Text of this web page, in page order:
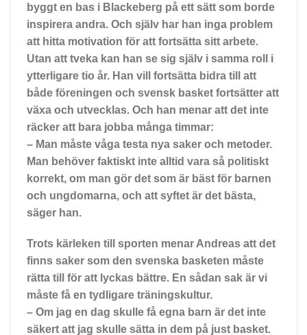
byggt en bas i Blackeberg på ett sätt som borde
inspirera andra. Och själv har han inga problem
att hitta motivation för att fortsätta sitt arbete.
Utan att tveka kan han se sig själv i samma roll i
ytterligare tio år. Han vill fortsätta bidra till att
både föreningen och svensk basket fortsätter att
växa och utvecklas. Och han menar att det inte
räcker att bara jobba många timmar:
– Man måste våga testa nya saker och metoder.
Man behöver faktiskt inte alltid vara så politiskt
korrekt, om man gör det som är bäst för barnen
och ungdomarna, och att syftet är det bästa,
säger han.
Trots kärleken till sporten menar Andreas att det
finns saker som den svenska basketen måste
rätta till för att lyckas bättre. En sådan sak är vi
måste få en tydligare träningskultur.
– Om jag en dag skulle få egna barn är det inte
säkert att jag skulle sätta in dem på just basket.